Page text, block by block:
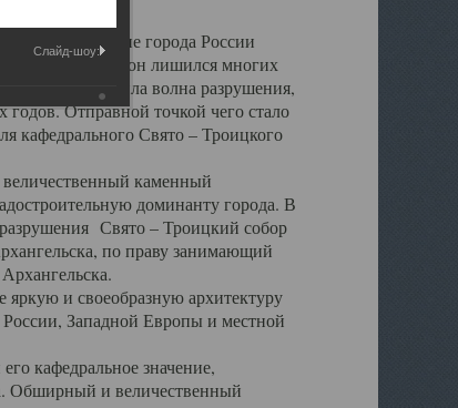
губернские города России
которых он лишился многих
ударила волна разрушения,
Отправной точкой чего стало
кафедрального Свято – Троицкого
каменный
доминанту города. В
Свято – Троицкий собор
по праву занимающий
и своеобразную архитектуру
Западной Европы и местной
кафедральное значение,
Обширный и величественный
Слайд-шоу: